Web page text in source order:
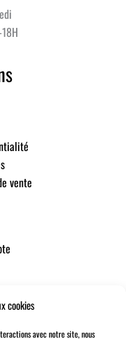
cookies
avec notre site, nous
vente